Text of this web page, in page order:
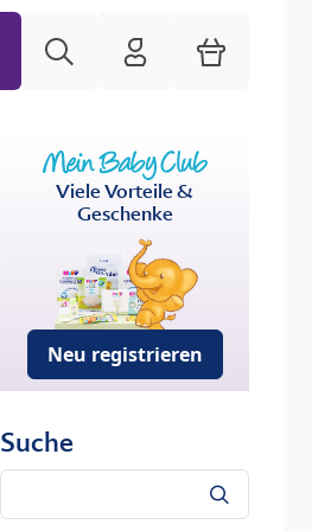
HiPP Mein Babyclub
Warenkorb
Viele Vorteile &
Geschenke
Neu registrieren
Suche